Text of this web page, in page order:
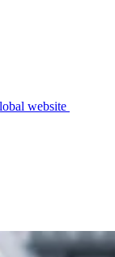
website